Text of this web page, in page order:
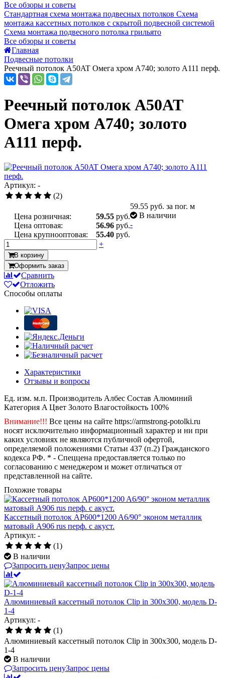
Все обзоры и советы
Стандартная схема монтажа подвесных потолков Схема
монтажа кассетных потолков с скрытой подвесной системой
Схема монтажа подвесного потолка грильято
Все обзоры и советы
Главная
Подвесные потолки
Реечный потолок A50AT Омега хром А740; золото А111 перф.
Реечный потолок A50AT
Омега хром А740; золото
А111 перф.
Артикул: -
(2)
Цена розничная: 59.55 руб.
Цена оптовая:
56.96 руб.
Цена крупнооптовая:
55.40 руб.
59.55 руб. за пог. м
В наличии
-
+
В корзину
Оформить заказ
Сравнить
Отложить
Способы оплаты
Характеристики
Отзывы и вопросы
Ед. изм. м.п. Производитель Албес Состав Алюминий
Категория A Цвет Золото Влагостойкость 100%
Внимание!!! Все цены на сайте https://armstrong-potolki.ru
носят исключительно информационный характер и ни при
каких условиях не являются публичной офертой,
определяемой положениями Статьи 437 (п.2) Гражданского
кодекса РФ. * - Спеццена предоставляется только по
согласованию с менеджером и может отличаться от
представленной на сайте.
Похожие товары
Кассетный потолок AP600*1200 A6/90° эконом металлик
матовый А906 rus перф. с акуст.
Артикул: -
(1)
В наличии
Запросить ценуЗапрос цены
Алюминиевый кассетный потолок Clip in 300х300, модель D-
1-4
Артикул: -
(1)
Алюминиевый кассетный потолок Clip in 300х300, модель D-
1-4
В наличии
Запросить ценуЗапрос цены